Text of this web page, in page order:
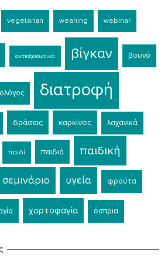
vegetarian weaning webinar
αντιοξειδωτικά βίγκαν βουνό
διατροφή
δράσεις καρκίνος λαχανικά
παιδί παιδιά παιδική
σεμινάριο υγεία φρούτα
χορτοφαγία όσπρια